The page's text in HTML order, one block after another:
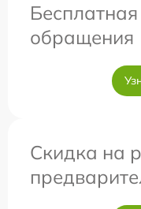
обращения
Скидка на